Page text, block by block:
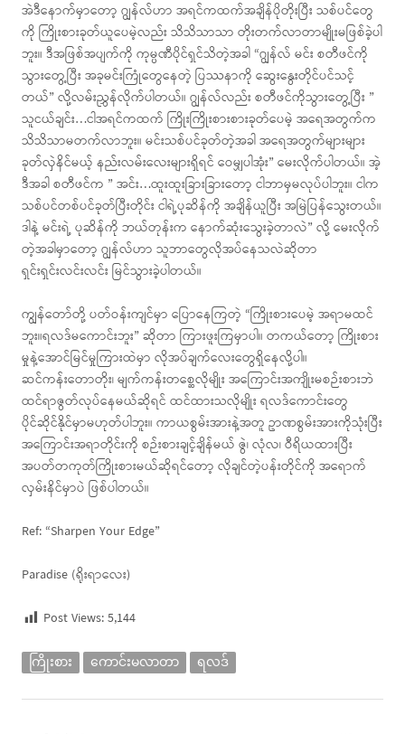
အဲဒီနောက်မှာတော့ ဂျွန်လ်ဟာ အရင်ကထက်အချိန်ပိုတိုးပြီး သစ်ပင်တွေ
ကို ကြိုးစားခုတ်ယူပေမဲ့လည်း သိသိသာသာ တိုးတက်လာတာမျိုးမဖြစ်ခဲ့ပါ
ဘူး။ ဒီအဖြစ်အပျက်ကို ကုမ္ပဏီပိုင်ရှင်သိတဲ့အခါ “ဂျွန်လ် မင်း စတီဖင်ကို
သွားတွေ့ပြီး အခုမင်းကြုံတွေနေတဲ့ ပြဿနာကို ဆွေးနွေးတိုင်ပင်သင့်
တယ်” လို့လမ်းညွှန်လိုက်ပါတယ်။ ဂျွန်လ်လည်း စတီဖင်ကိုသွားတွေ့ပြီး ”
သူငယ်ချင်း…ငါအရင်ကထက် ကြိုးကြိုးစားစားခုတ်ပေမဲ့ အရေအတွက်က
သိသိသာမတက်လာဘူး။ မင်းသစ်ပင်ခုတ်တဲ့အခါ အရေအတွက်များများ
ခုတ်လှဲနိင်မယ့် နည်းလမ်းလေးများရှိရင် ဝေမျှပါအုံး” မေးလိုက်ပါတယ်။ အဲ့
ဒီအခါ စတီဖင်က ” အင်း…ထူးထူးခြားခြားတော့ ငါဘာမှမလုပ်ပါဘူး။ ငါက
သစ်ပင်တစ်ပင်ခုတ်ပြီးတိုင်း ငါရဲ့ပုဆိန်ကို အချိန်ယူပြီး အမြဲပြန်သွေးတယ်။
ဒါနဲ့ မင်းရဲ့ ပုဆိန်ကို ဘယ်တုန်းက နောက်ဆုံးသွေးခဲ့တာလဲ” လို့ မေးလိုက်
တဲ့အခါမှာတော့ ဂျွန်လ်ဟာ သူဘာတွေလိုအပ်နေသလဲဆိုတာ
ရှင်းရှင်းလင်းလင်း မြင်သွားခဲ့ပါတယ်။
ကျွန်တော်တို့ ပတ်ဝန်းကျင်မှာ ပြောနေကြတဲ့ “ကြိုးစားပေမဲ့ အရာမထင်
ဘူး။ရလဒ်မကောင်းဘူး” ဆိုတာ ကြားဖူးကြမှာပါ။ တကယ်တော့ ကြိုးစား
မှုနဲ့အောင်မြင်မှုကြားထဲမှာ လိုအပ်ချက်လေးတွေရှိနေလို့ပါ။
ဆင်ကန်းတောတိုး၊ မျက်ကန်းတစ္ဆေလိုမျိုး အကြောင်းအကျိုးမစဉ်းစားဘဲ
ထင်ရာဇွတ်လုပ်နေမယ်ဆိုရင် ထင်ထားသလိုမျိုး ရလဒ်ကောင်းတွေ
ပိုင်ဆိုင်နိုင်မှာမဟုတ်ပါဘူး။ ကာယစွမ်းအားနဲ့အတူ ဥာဏစွမ်းအားကိုသုံးပြီး
အကြောင်းအရာတိုင်းကို စဉ်းစားချင့်ချိန်မယ် ဇွဲ၊ လုံလ၊ ဝီရိယထားပြီး
အပတ်တကုတ်ကြိုးစားမယ်ဆိုရင်တော့ လိုချင်တဲ့ပန်းတိုင်ကို အရောက်
လှမ်းနိင်မှာပဲ ဖြစ်ပါတယ်။
Ref: “Sharpen Your Edge”
Paradise (ရိုးရာလေး)
Post Views:5,144
ကြိုးစား ကောင်းမလာတာ ရလဒ်